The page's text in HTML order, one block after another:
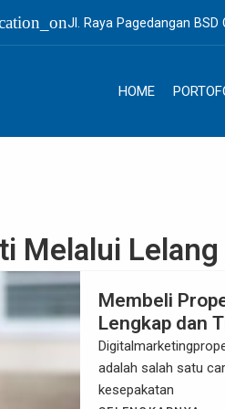
Jl. Raya Pagedangan BSD
HOME
Melalui Lelang
Membeli
Lengkap dan
adalah salah satu
kesepakatan